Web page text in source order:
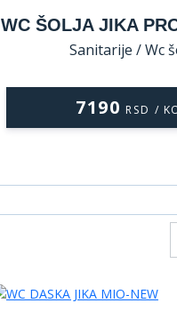
WC ŠOLJA JIKA
Sanitarije / Wc
7190 RSD /